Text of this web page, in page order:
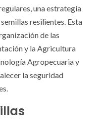
una estrategia
resilientes. Esta
de las
y la Agricultura
Agropecuaria y
la seguridad